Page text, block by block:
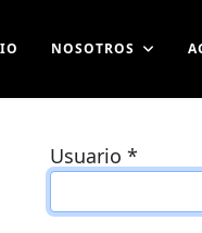
NOSOTROS
Usuario *